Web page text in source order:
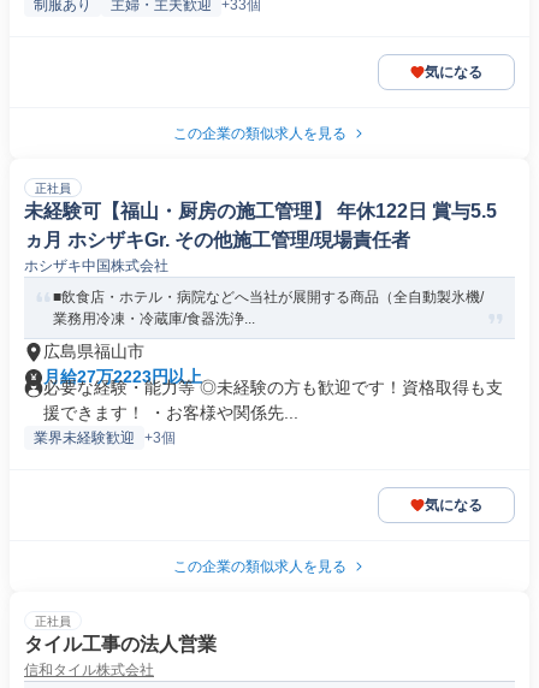
制服あり 主婦・主夫歓迎 +33個
気になる
この企業の類似求人を見る
正社員
未経験可【福山・厨房の施工管理】 年休122日 賞与5.5
ヵ月 ホシザキGr. その他施工管理/現場責任者
ホシザキ中国株式会社
■飲食店・ホテル・病院などへ当社が展開する商品（全自動製氷機/
業務用冷凍・冷蔵庫/食器洗浄...
広島県福山市
月給27万2223円以上
必要な経験・能力等 ◎未経験の方も歓迎です！資格取得も支
援できます！ ・お客様や関係先...
業界未経験歓迎 +3個
気になる
この企業の類似求人を見る
正社員
タイル工事の法人営業
信和タイル株式会社